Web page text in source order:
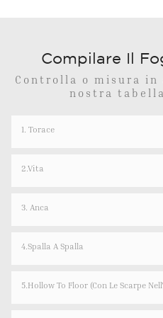
Compilare Il
Controlla o misura
nostra
1. Torace
2.Vita
3. Anca
4.spalla A Spalla
5.Hollow To Floor (con Le Scarpe